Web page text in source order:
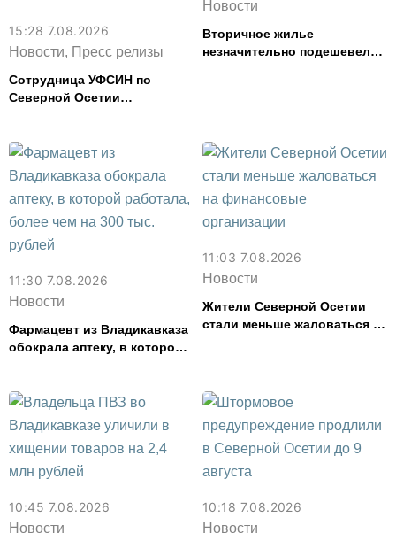
15:28 7.08.2026
Новости, Пресс релизы
Сотрудница УФСИН по
Северной Осетии
смыслов»
Новости
Вторичное жилье
незначительно подешевело
11:30 7.08.2026
Новости
Фармацевт из Владикавказа
обокрала аптеку, в которой
11:03 7.08.2026
Новости
Жители Северной Осетии
стали меньше жаловаться на
10:45 7.08.2026
Новости
10:18 7.08.2026
Новости